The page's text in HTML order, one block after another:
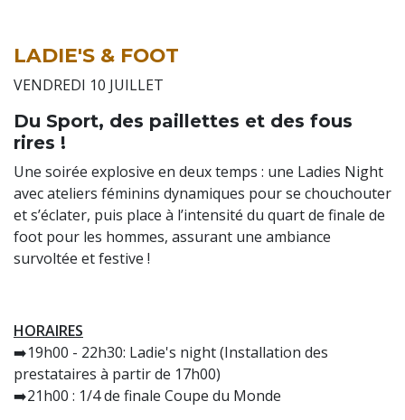
LADIE'S & FOOT
VENDREDI 10 JUILLET
Du Sport, des paillettes et des fous
rires !
Une soirée explosive en deux temps : une Ladies Night
avec ateliers féminins dynamiques pour se chouchouter
et s’éclater, puis place à l’intensité du quart de finale de
foot pour les hommes, assurant une ambiance
survoltée et festive !
HORAIRES
➡️19h00 - 22h30: Ladie's night (Installation des
prestataires à partir de 17h00)
➡️21h00 : 1/4 de finale Coupe du Monde